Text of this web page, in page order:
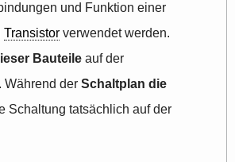
und Funktion einer
Transistor verwendet werden.
Bauteile auf der
Während der Schaltplan die
Schaltung tatsächlich auf der